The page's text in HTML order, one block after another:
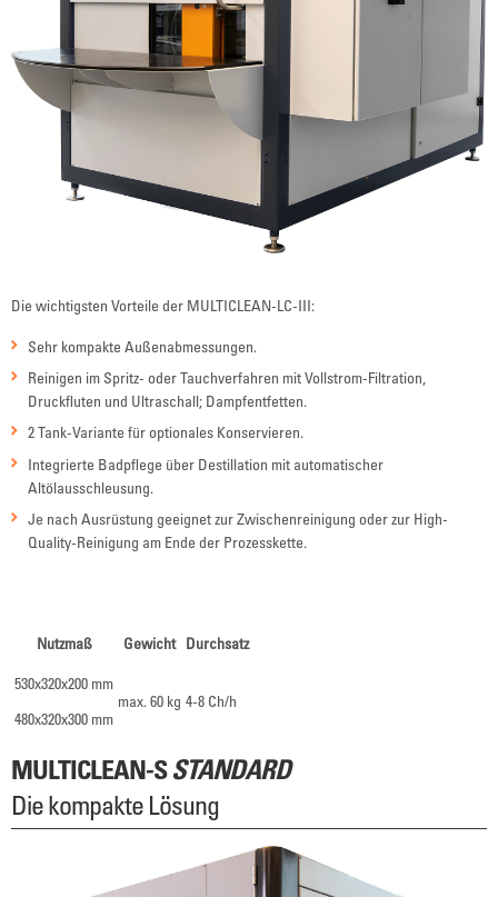
Die wichtigsten Vorteile der MULTICLEAN-LC-III:
Sehr kompakte Außenabmessungen.
Reinigen im Spritz- oder Tauchverfahren mit Vollstrom-Filtration,
Druckfluten und Ultraschall; Dampfentfetten.
2 Tank-Variante für optionales Konservieren.
Integrierte Badpflege über Destillation mit automatischer
Altölausschleusung.
Je nach Ausrüstung geeignet zur Zwischenreinigung oder zur High-
Quality-Reinigung am Ende der Prozesskette.
Nutzmaß Gewicht Durchsatz
530x320x200 mm
480x320x300 mm
max. 60 kg 4-8 Ch/h
MULTICLEAN-SSTANDARD
Die kompakte Lösung